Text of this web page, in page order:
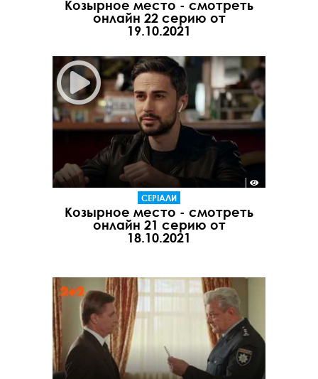
Козырное место - смотреть
онлайн 22 серию от
19.10.2021
СЕРІАЛИ
Козырное место - смотреть
онлайн 21 серию от
18.10.2021